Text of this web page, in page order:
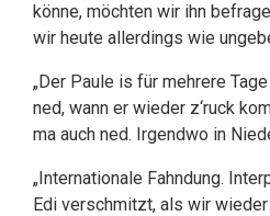
könne, möchten wir ihn
wir heute allerdings wie
„Der Paule is für mehrere
ned, wann er wieder z‘ruck
ma auch ned. Irgendwo in
„Internationale Fahndung.
Edi verschmitzt, als wir